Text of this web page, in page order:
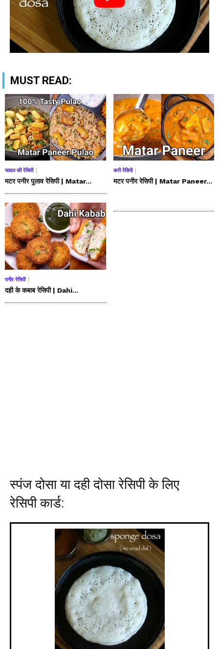
MUST READ:
चावल की रेसिपी
मटर पनीर पुलाव रेसिपी | Matar...
करी रेसिपी
मटर पनीर रेसिपी | Matar Paneer...
पनीर रेसिपी
दही के कबाब रेसिपी | Dahi...
स्पंज दोसा या दही दोसा रेसिपी के लिए
रेसिपी कार्ड: